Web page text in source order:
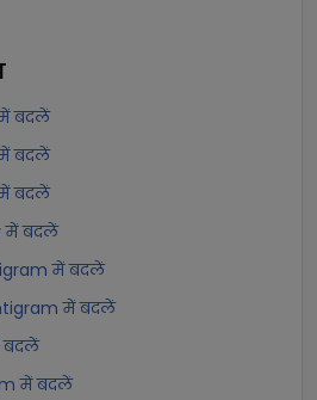
बदलें
बदलें
बदलें
में बदलें
में बदलें
में बदलें
बदलें
में बदलें